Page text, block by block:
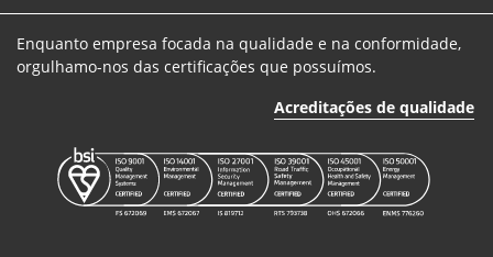
Enquanto empresa focada na qualidade e na conformidade,
orgulhamo-nos das certificações que possuímos.
Acreditações de qualidade